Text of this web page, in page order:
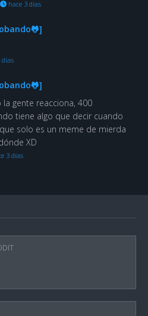
hace 3 días
gente reacciona, 400
tiene algo que decir cuando
solo es un meme de mierda
XD
3 días